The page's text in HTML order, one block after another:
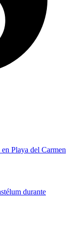
Playa del Carmen
durante